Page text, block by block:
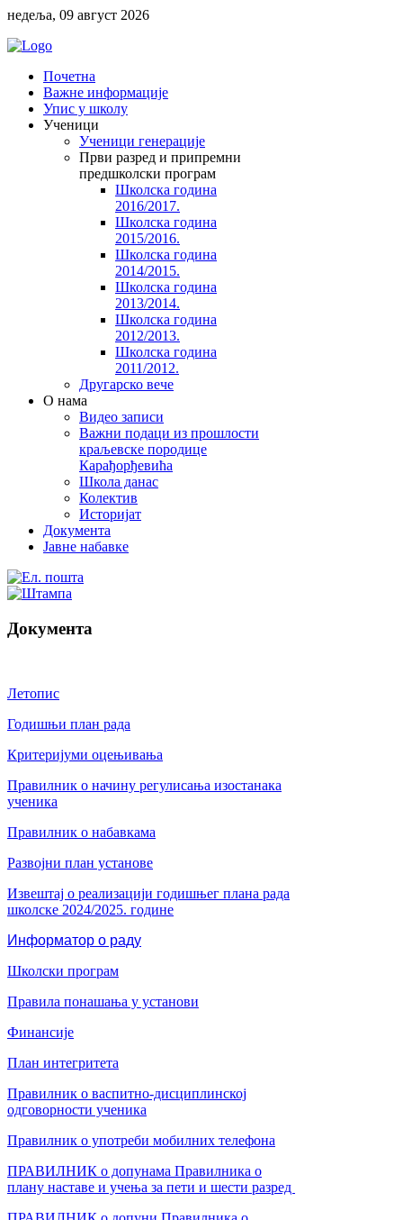
недеља, 09 август 2026
Почетна
Важне информације
Упис у школу
Ученици
Ученици генерације
Први разред и припремни
предшколски програм
Школска година
2016/2017.
Школска година
2015/2016.
Школска година
2014/2015.
Школска година
2013/2014.
Школска година
2012/2013.
Школска година
2011/2012.
Другарско вече
O нама
Видео записи
Важни подаци из прошлости
краљевске породице
Карађорђевића
Школа данас
Колектив
Историјат
Документа
Јавне набавке
Документа
Летопис
Годишњи план рада
Критеријуми оцењивања
Правилник о начину регулисања изостанака
ученика
Правилник о набавкама
Развојни план установе
Извештај о реализацији годишњег плана рада
школске 2024/2025. године
Информатор о раду
Школски програм
Правила понашања у установи
Финансије
План интегритета
Правилник о васпитно-дисциплинској
одговорности ученика
Правилник о употреби мобилних телефона
ПРАВИЛНИК о допунама Правилника о
плану наставе и учења за пети и шести разред